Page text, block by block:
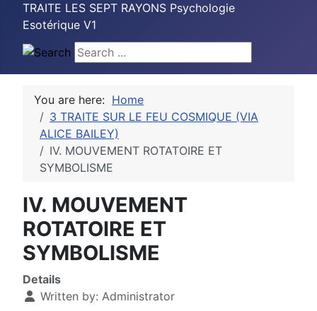
TRAITE LES SEPT RAYONS Psychologie
Esotérique V1
Search ...
You are here: Home
3 TRAITE SUR LE FEU COSMIQUE (VIA
ALICE BAILEY)
IV. MOUVEMENT ROTATOIRE ET
SYMBOLISME
IV. MOUVEMENT
ROTATOIRE ET
SYMBOLISME
Details
Written by: Administrator